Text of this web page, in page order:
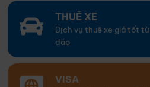
THUÊ XE
Dịch vụ thuê xe giá tốt
đáo
VISA